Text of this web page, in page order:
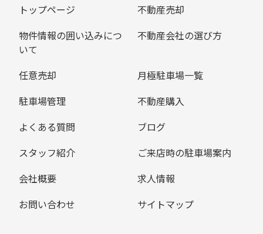
トップページ
不動産売却
物件情報の囲い込みにつ
いて
不動産会社の選び方
任意売却
月極駐車場一覧
駐車場管理
不動産購入
よくある質問
ブログ
スタッフ紹介
ご来店時の駐車場案内
会社概要
求人情報
お問い合わせ
サイトマップ